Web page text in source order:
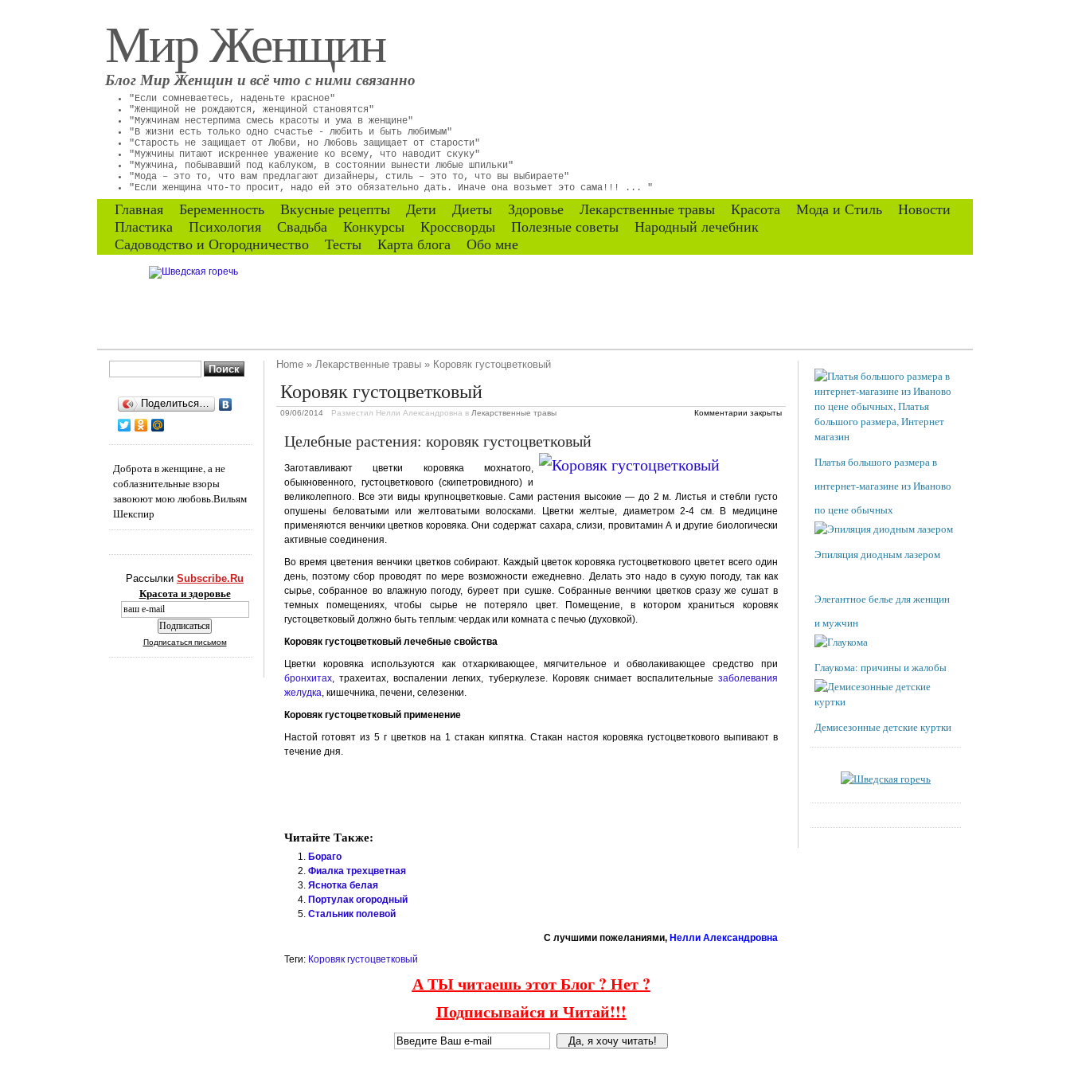
Мир Женщин
Блог Мир Женщин и всё что с ними связанно
"Если сомневаетесь, наденьте красное"
"Женщиной не рождаются, женщиной становятся"
"Мужчинам нестерпима смесь красоты и ума в женщине"
"В жизни есть только одно счастье - любить и быть любимым"
"Старость не защищает от Любви, но Любовь защищает от старости"
"Мужчины питают искреннее уважение ко всему, что наводит скуку"
"Мужчина, побывавший под каблуком, в состоянии вынести любые шпильки"
"Мода – это то, что вам предлагают дизайнеры, стиль – это то, что вы выбираете"
"Если женщина что-то просит, надо ей это обязательно дать. Иначе она возьмет это сама!!! ... "
Главная Беременность Вкусные рецепты Дети Диеты Здоровье Лекарственные травы Красота Мода и Стиль
Новости
Пластика
Психология Свадьба Конкурсы Кроссворды Полезные советы
Народный лечебник
Садоводство и Огородничество
Тесты Карта блога Обо мне
Home » Лекарственные травы » Коровяк густоцветковый
Коровяк густоцветковый
09/06/2014 Разместил Нелли Александровна в Лекарственные травы Комментарии закрыты
Целебные растения: коровяк густоцветковый
Заготавливают цветки коровяка мохнатого,
обыкновенного, густоцветкового (скипетровидного) и
великолепного. Все эти виды круп­ноцветковые. Сами растения высокие — до 2 м. Листья и стебли густо
опушены беловаты­ми или желтоватыми волосками. Цветки жел­тые, диаметром 2-4 см. В медицине
применяются венчики цветков коровяка. Они содержат сахара, слизи, прови­тамин А и другие биологически
активные со­единения.
Во время цветения венчики цветков собирают. Каждый цветок коровяка густоцветкового цветет всего один
день, поэтому сбор проводят по мере возмож­ности ежедневно. Делать это надо в сухую погоду, так как
сырье, собранное во влажную погоду, буреет при сушке. Собранные венчики цвет­ков сразу же сушат в
темных помещениях, что­бы сырье не потеряло цвет. Помещение, в котором храниться коровяк
густоцветковый долж­но быть теплым: чердак или комната с печью (духовкой).
Коровяк густоцветковый лечебные свойства
Цветки коровяка используются как отхаркивающее, мягчительное и обволаки­вающее средство при
бронхитах, трахеитах, воспалении легких, туберкулезе. Коровяк сни­мает воспалительные заболевания
желудка, кишечника, печени, селезенки.
Коровяк густоцветковый применение
Настой гото­вят из 5 г цветков на 1 стакан кипятка. Стакан настоя коровяка густоцветкового выпивают в
течение дня.
Читайте Также:
Бораго
Фиалка трехцветная
Яснотка белая
Портулак огородный
Стальник полевой
C лучшими пожеланиями, Нелли Александровна
Теги: Коровяк густоцветковый
А ТЫ читаешь этот Блог ? Нет ?
Подписывайся и Читай!!!
Поделиться…
Доброта в женщине, а не
соблазнительные взоры
завоюют мою любовь.Вильям
Шекспир
Рассылки Subscribe.Ru
Красота и здоровье
Подписаться письмом
Платья большого размера в
интернет-магазине из Иваново
по цене обычных
Эпиляция диодным лазером
Элегантное белье для женщин
и мужчин
Глаукома: причины и жалобы
Демисезонные детские куртки